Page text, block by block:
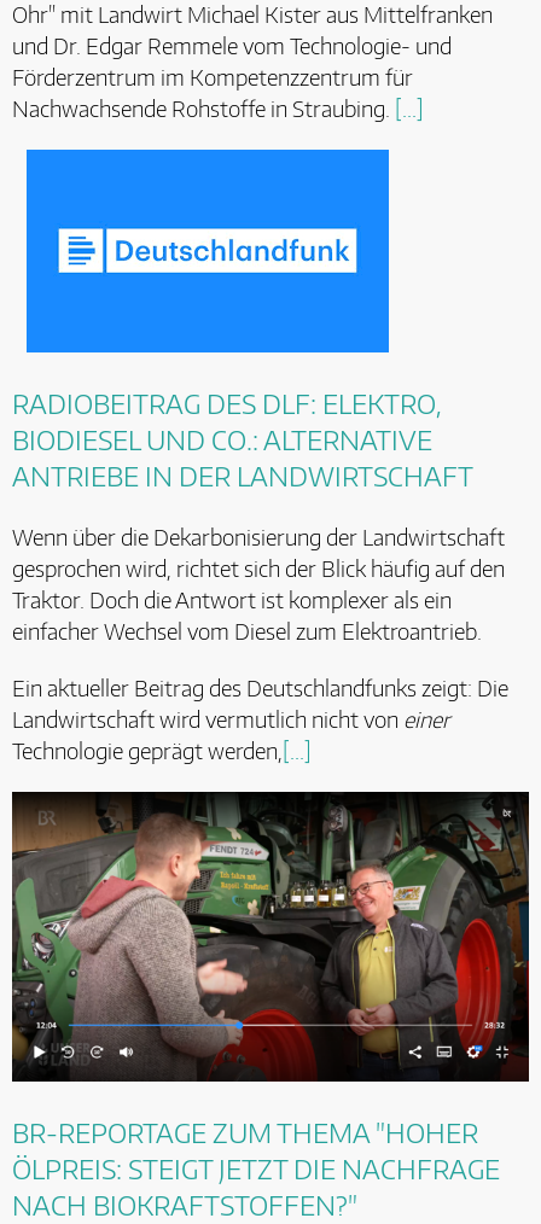
Ohr" mit Landwirt Michael Kister aus Mittelfranken
und Dr. Edgar Remmele vom Technologie- und
Förderzentrum im Kompetenzzentrum für
Nachwachsende Rohstoffe in Straubing. [...]
RADIOBEITRAG DES DLF: ELEKTRO,
BIODIESEL UND CO.: ALTERNATIVE
ANTRIEBE IN DER LANDWIRTSCHAFT
Wenn über die Dekarbonisierung der Landwirtschaft
gesprochen wird, richtet sich der Blick häufig auf den
Traktor. Doch die Antwort ist komplexer als ein
einfacher Wechsel vom Diesel zum Elektroantrieb.
Ein aktueller Beitrag des Deutschlandfunks zeigt: Die
Landwirtschaft wird vermutlich nicht von einer
Technologie geprägt werden, [...]
BR-REPORTAGE ZUM THEMA "HOHER
ÖLPREIS: STEIGT JETZT DIE NACHFRAGE
NACH BIOKRAFTSTOFFEN?"